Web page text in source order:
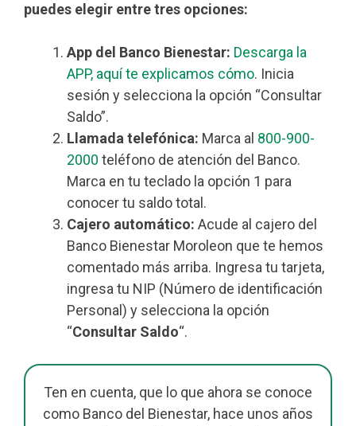
puedes elegir entre tres opciones:
App del Banco Bienestar: Descarga la
APP, aquí te explicamos cómo. Inicia
sesión y selecciona la opción “Consultar
Saldo”.
Llamada telefónica: Marca al 800-900-
2000 teléfono de atención del Banco.
Marca en tu teclado la opción 1 para
conocer tu saldo total.
Cajero automático: Acude al cajero del
Banco Bienestar Moroleon que te hemos
comentado más arriba. Ingresa tu tarjeta,
ingresa tu NIP (Número de identificación
Personal) y selecciona la opción
“Consultar Saldo“.
Ten en cuenta, que lo que ahora se conoce
como Banco del Bienestar, hace unos años